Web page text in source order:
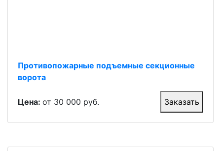
Противопожарные подъемные секционные
ворота
Цена: от 30 000 руб. Заказать